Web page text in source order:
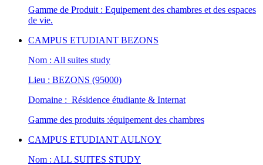
Gamme de Produit : Equipement des chambres et des espaces
de vie.
CAMPUS ETUDIANT BEZONS
Nom : All suites study
Lieu : BEZONS (95000)
Domaine : Résidence étudiante & Internat
Gamme des produits :équipement des chambres
CAMPUS ETUDIANT AULNOY
Nom : ALL SUITES STUDY